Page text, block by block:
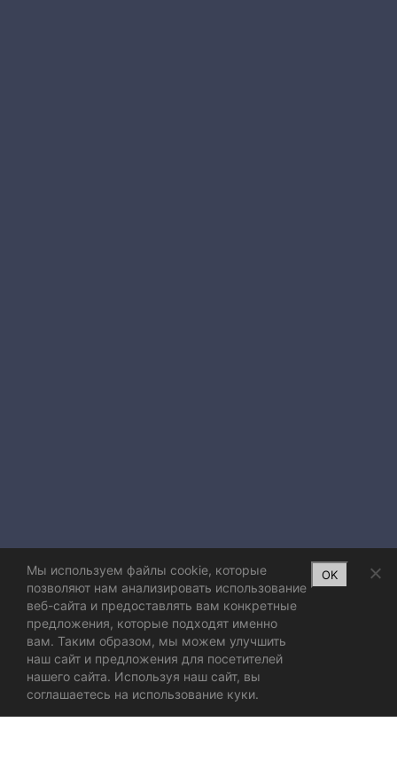
Мы используем файлы cookie, которые
позволяют нам анализировать использование
веб-сайта и предоставлять вам конкретные
предложения, которые подходят именно
вам. Таким образом, мы можем улучшить
наш сайт и предложения для посетителей
нашего сайта. Используя наш сайт, вы
соглашаетесь на использование куки.
OK